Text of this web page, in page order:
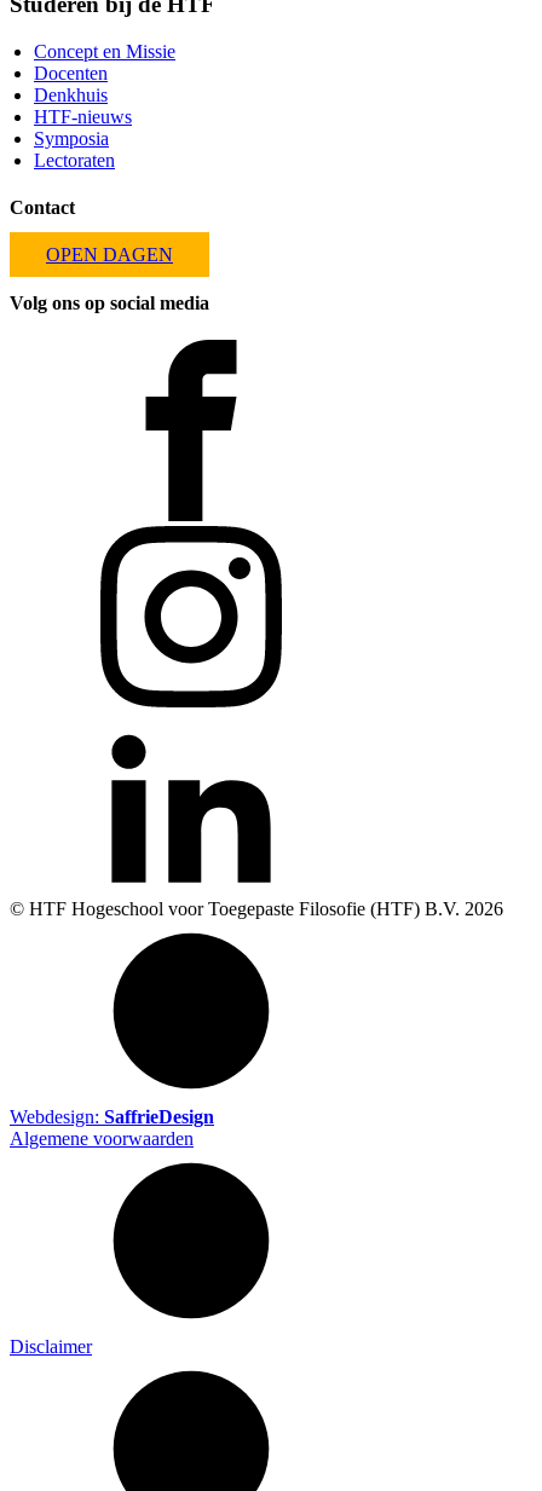
Concept en Missie
Docenten
Denkhuis
HTF-nieuws
Symposia
Lectoraten
Contact
OPEN DAGEN
Volg ons op social media
© HTF Hogeschool voor Toegepaste Filosofie (HTF) B.V. 2026
Webdesign: SaffrieDesign
Algemene voorwaarden
Disclaimer